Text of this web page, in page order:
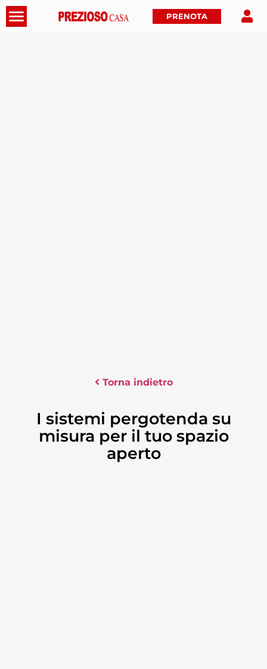
PRENOTA
Torna indietro
I sistemi pergotenda su
misura per il tuo spazio
aperto